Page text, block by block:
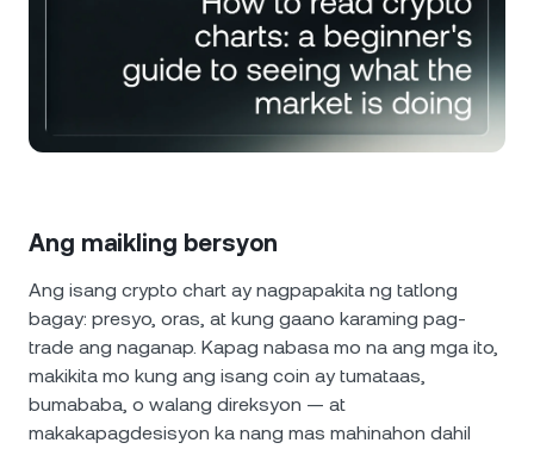
Loyalty Program
NEXO 0.47%
0.02%
Polkadot DOT
XRP XRP
Solana SOL 0.04%
EURC EURC 0.01%
Balita at Mga Insight
Help Center
Wealth Academy
Ang maikling bersyon
Ang isang crypto chart ay nagpapakita ng tatlong
bagay: presyo, oras, at kung gaano karaming pag-
trade ang naganap. Kapag nabasa mo na ang mga ito,
makikita mo kung ang isang coin ay tumataas,
bumababa, o walang direksyon — at
makakapagdesisyon ka nang mas mahinahon dahil